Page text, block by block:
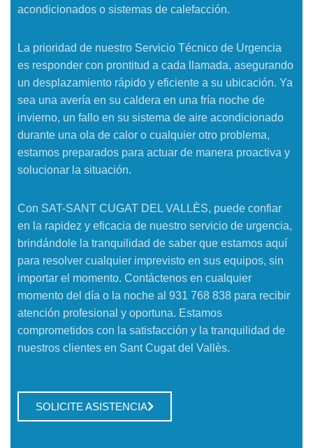
acondicionados o sistemas de calefacción.
La prioridad de nuestro Servicio Técnico de Urgencia
es responder con prontitud a cada llamada, asegurando
un desplazamiento rápido y eficiente a su ubicación. Ya
sea una avería en su caldera en una fría noche de
invierno, un fallo en su sistema de aire acondicionado
durante una ola de calor o cualquier otro problema,
estamos preparados para actuar de manera proactiva y
solucionar la situación.
Con SAT-SANT CUGAT DEL VALLÈS, puede confiar
en la rapidez y eficacia de nuestro servicio de urgencia,
brindándole la tranquilidad de saber que estamos aquí
para resolver cualquier imprevisto en sus equipos, sin
importar el momento. Contáctenos en cualquier
momento del día o la noche al 931 768 838 para recibir
atención profesional y oportuna. Estamos
comprometidos con la satisfacción y la tranquilidad de
nuestros clientes en Sant Cugat del Vallès.
SOLICITE ASISTENCIA